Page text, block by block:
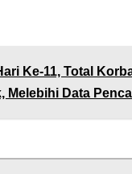
Ke-11, Total
Melebihi Data